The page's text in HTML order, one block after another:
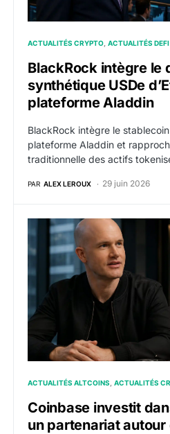
ACTUALITÉS CRYPTO ACTUALITÉS DEFI
BlackRock intègre le
synthétique USDe
plateforme Aladdin
BlackRock intègre le
plateforme Aladdin et
traditionnelle des actifs
PAR ALEX LEROUX 29 juin 2026
Coinbase investit dans
ACTUALITÉS ALTCOINS ACTUALITÉS
Coinbase investit
un partenariat autour